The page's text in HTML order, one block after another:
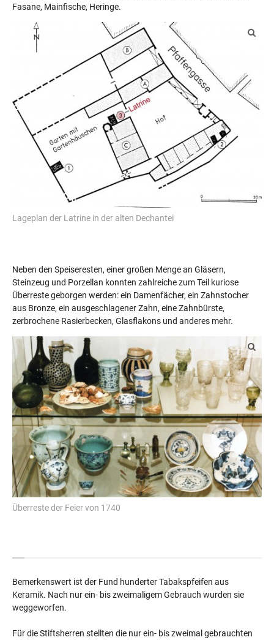
Fasane, Mainfische, Heringe.
Lageplan der Latrine in der alten Dechantei
Neben den Speiseresten, einer großen Menge an Gläsern,
Steinzeug und Porzellan konnten zahlreiche zum Teil kuriose
Überreste geborgen werden: ein Damenfächer, ein Zahnstocher
aus Bronze, ein ausgeschlagener Zahn, eine Zahnbürste,
zerbrochene Rasierbecken, Glasflakons und anderes mehr.
Überreste der Feier von 1740
Bemerkenswert ist der Fund hunderter Tabakspfeifen aus
Keramik. Nach nur ein- bis zweimaligem Gebrauch wurden sie
weggeworfen.
Für die Stiftsherren stellten die nur ein- bis zweimal gebrauchten